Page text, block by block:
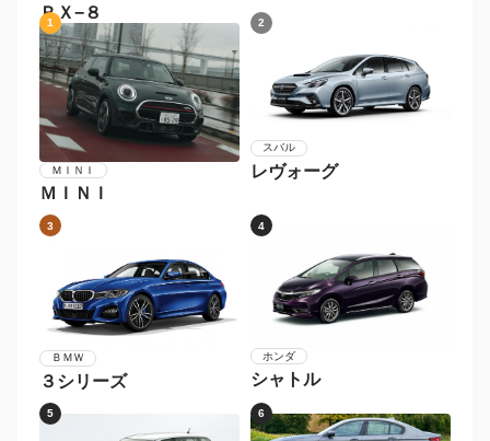
ＲＸ−８
1
ＭＩＮＩ
ＭＩＮＩ
2
スバル
レヴォーグ
3
ＢＭＷ
３シリーズ
4
ホンダ
シャトル
5 6